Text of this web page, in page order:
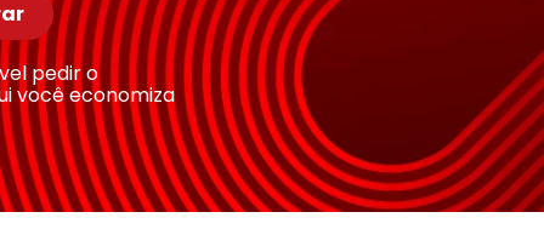
pedir o
você economiza